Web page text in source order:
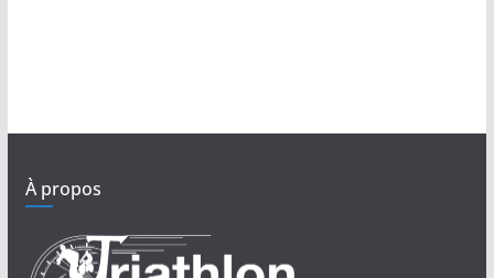
À propos